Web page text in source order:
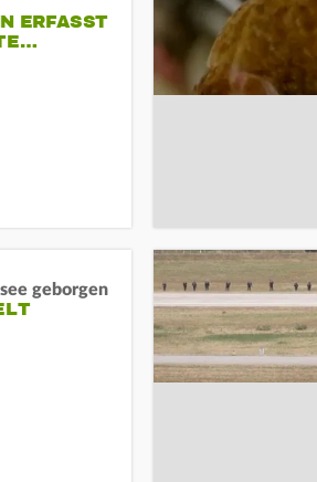
ERFASST
geborgen